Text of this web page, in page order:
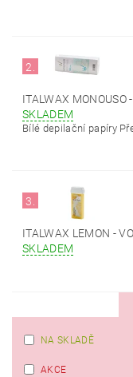
2.
ITALWAX MONOUSO
SKLADEM
Bílé depilační papíry
3.
ITALWAX LEMON -
SKLADEM
NA SKLADĚ
AKCE